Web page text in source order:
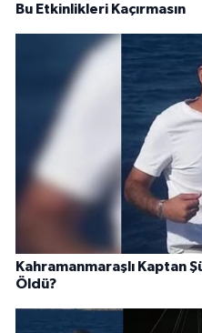
Bu Etkinlikleri Kaçırmasın
Kahramanmaraşlı Kaptan
Öldü?